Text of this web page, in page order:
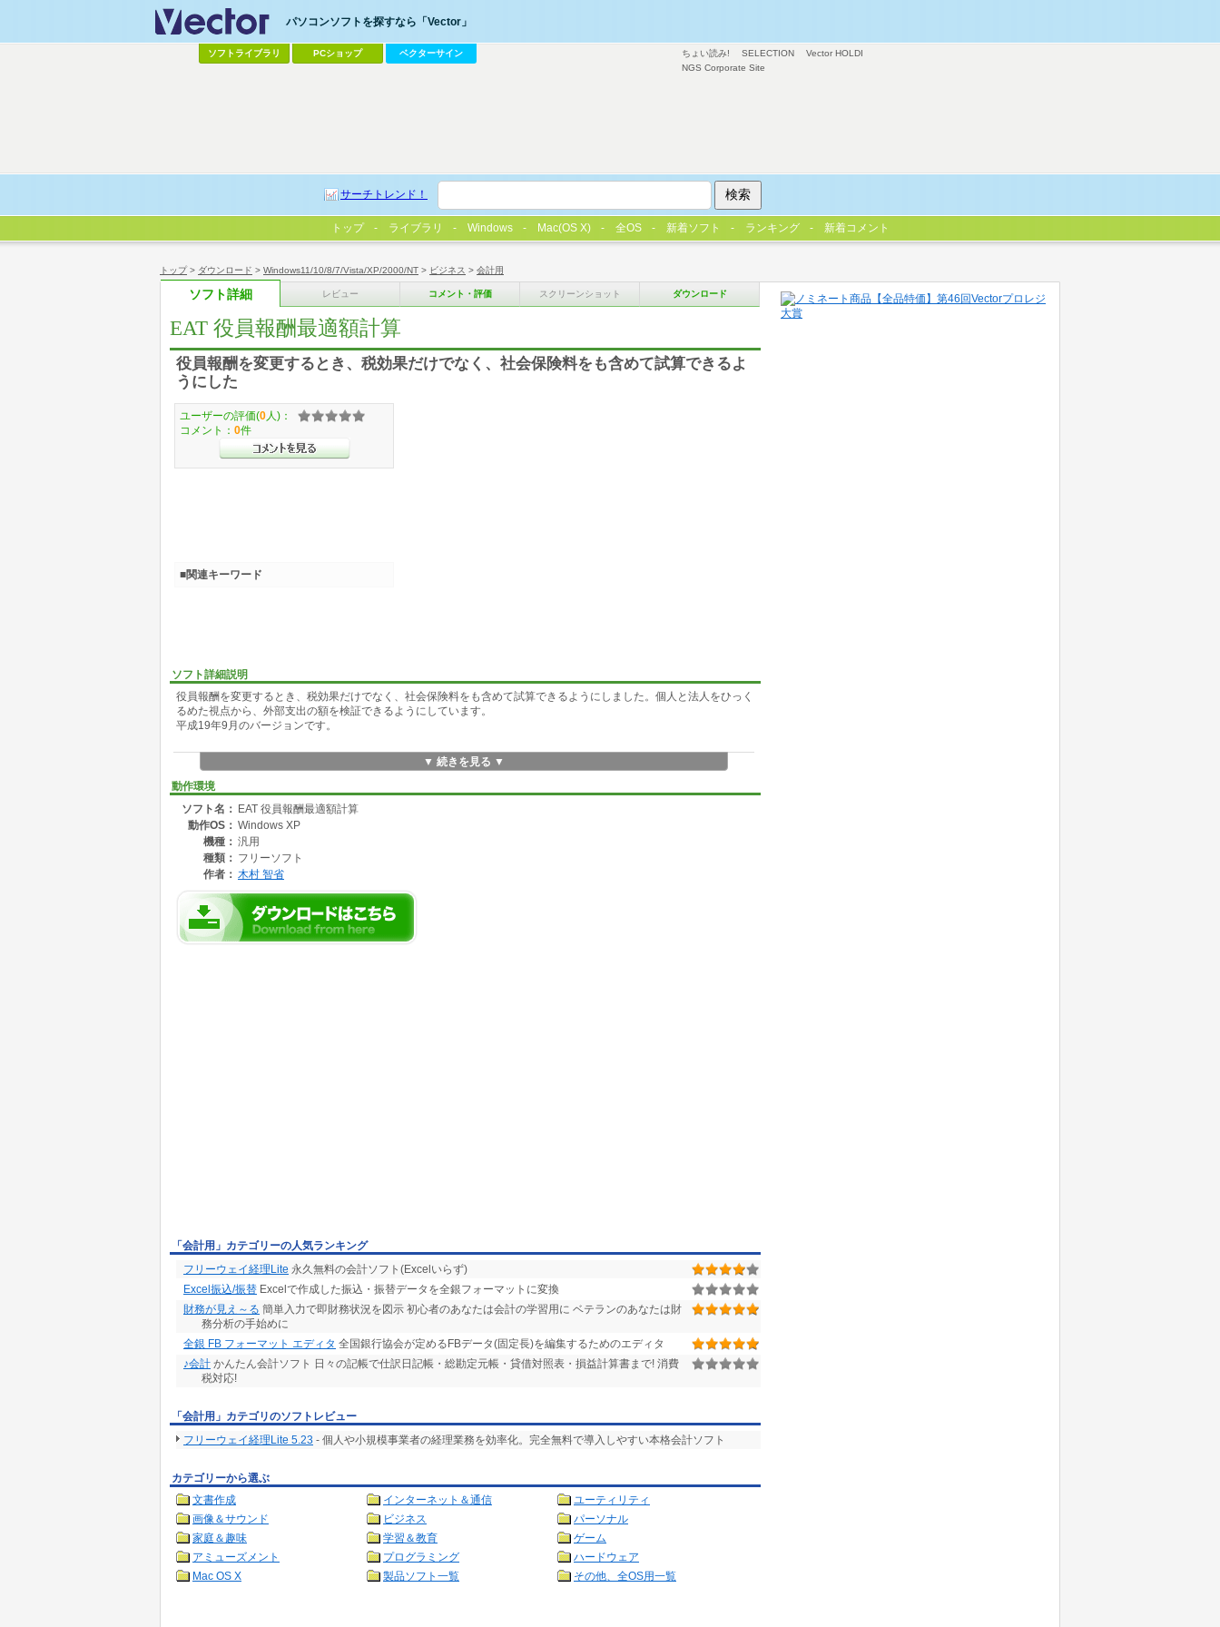
トップ> ダウンロード > Windows11/10/8/7/Vista/XP/2000/NT > ビジネス > 会計用
ソフト詳細 レビュー コメント・評価 スクリーンショット ダウンロード
EAT 役員報酬最適額計算
役員報酬を変更するとき、税効果だけでなく、社会保険料をも含めて試算できるよ
うにした
ソフト詳細説明
役員報酬を変更するとき、税効果だけでなく、社会保険料をも含めて試算できるようにしました。個人と法人をひっく
るめた視点から、外部支出の額を検証できるようにしています。
平成19年9月のバージョンです。
▼ 続きを見る ▼
動作環境
ソフト名： EAT 役員報酬最適額計算
動作OS： Windows XP
機種： 汎用
種類： フリーソフト
作者： 木村 智省
ユーザーの評価(0 人)：
コメント： 0件
■関連キーワード
「会計用」カテゴリーの人気ランキング
フリーウェイ経理Lite 永久無料の会計ソフト(Excelいらず)
Excel振込/振替 Excelで作成した振込・振替データを全銀フォーマットに変換
財務が見え～る 簡単入力で即財務状況を図示 初心者のあなたは会計の学習用に ベテランのあなたは財
務分析の手始めに
全銀 FB フォーマット エディタ 全国銀行協会が定めるFBデータ(固定長)を編集するためのエディタ
♪会計 かんたん会計ソフト 日々の記帳で仕訳日記帳・総勘定元帳・貸借対照表・損益計算書まで! 消費
税対応!
「会計用」カテゴリのソフトレビュー
フリーウェイ経理Lite 5.23 - 個人や小規模事業者の経理業務を効率化。完全無料で導入しやすい本格会計ソフト
カテゴリーから選ぶ
文書作成
インターネット＆通信
ユーティリティ
画像＆サウンド
ビジネス
パーソナル
家庭＆趣味
学習＆教育
ゲーム
アミューズメント
プログラミング
ハードウェア
Mac OS X
製品ソフト一覧 その他、全OS用一覧
ちょい読み! SELECTION
Vector HOLDI
NGS Corporate Site
パソコンソフトを探すなら「Vector」
ソフトライブラリ PCショップ ベクターサイン
サーチトレンド！
トップ ライブラリ Windows Mac(OS X) 全OS 新着ソフト ランキング 新着コメント